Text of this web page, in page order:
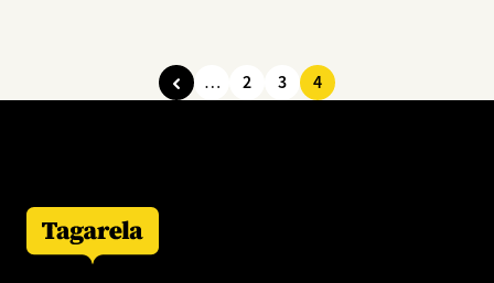
Paginação
… Página
2 Página
3 Página
4